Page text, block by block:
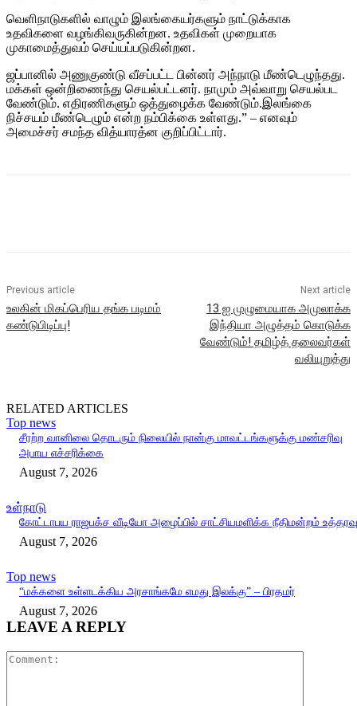
வெளிநாடுகளில் வாழும் இலங்கையர்களும் நாட்டுக்காக
உதவிகளை வழங்கிவருகின்றன. உதவிகள் முறையாக
முகாமைத்துவம் செய்யப்படுகின்றன.
ஜப்பானில் அணுகுண்டு வீசப்பட்ட பின்னர் அந்நாடு மீண்டெழுந்தது.
மக்கள் ஒன்றிணைந்து செயல்பட்டனர். நாமும் அவ்வாறு செயல்பட
வேண்டும். எதிரணிகளும் ஒத்துழைக்க வேண்டும்.இலங்கை
நிச்சயம் மீண்டெழும் என்ற நம்பிக்கை உள்ளது.” – எனவும்
அமைச்சர் சமந்த வித்யாரத்ன குறிப்பிட்டார்.
Previous article
உலகின் மிகப்பெரிய தங்க படிமம்
கண்டுபிடிப்பு!
Next article
13 ஐ முழுமையாக அமுலாக்க
இந்தியா அழுத்தம் கொடுக்க
வேண்டும்! தமிழ்த் தலைவர்கள்
வலியுறுத்து
RELATED ARTICLES
Top news
சீரற்ற வானிலை தொடரும் நிலையில் நான்கு மாவட்டங்களுக்கு மண்சரிவு
அபாய எச்சரிக்கை
August 7, 2026
உள்நாடு
கோட்டாபய ராஜபக்ச வீடியோ அழைப்பில் சாட்சியமளிக்க நீதிமன்றம் உத்தரவு
August 7, 2026
Top news
“மக்களை உள்ளடக்கிய அரசாங்கமே எமது இலக்கு” – பிரதமர்
August 7, 2026
LEAVE A REPLY